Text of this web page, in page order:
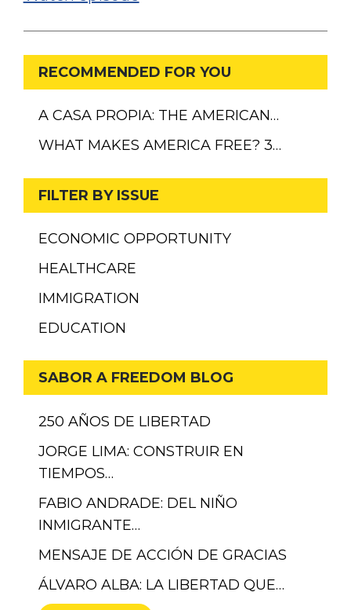
RECOMMENDED FOR YOU
A CASA PROPIA: THE AMERICAN…
WHAT MAKES AMERICA FREE? 3…
FILTER BY ISSUE
ECONOMIC OPPORTUNITY
HEALTHCARE
IMMIGRATION
EDUCATION
SABOR A FREEDOM BLOG
250 AÑOS DE LIBERTAD
JORGE LIMA: CONSTRUIR EN
TIEMPOS…
FABIO ANDRADE: DEL NIÑO
INMIGRANTE…
MENSAJE DE ACCIÓN DE GRACIAS
ÁLVARO ALBA: LA LIBERTAD QUE…